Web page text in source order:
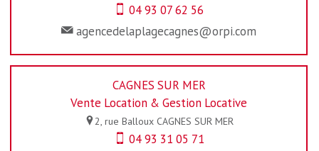
04 93 07 62 56
agencedelaplagecagnes@orpi.com
CAGNES SUR MER
Vente Location & Gestion Locative
2, rue Balloux CAGNES SUR MER
04 93 31 05 71